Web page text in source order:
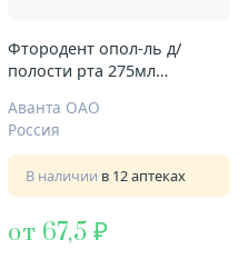
Фтородент опол-ль д/
полости рта 275мл
Аванта ОАО
Россия
В наличии в 12 аптеках
от 67,5